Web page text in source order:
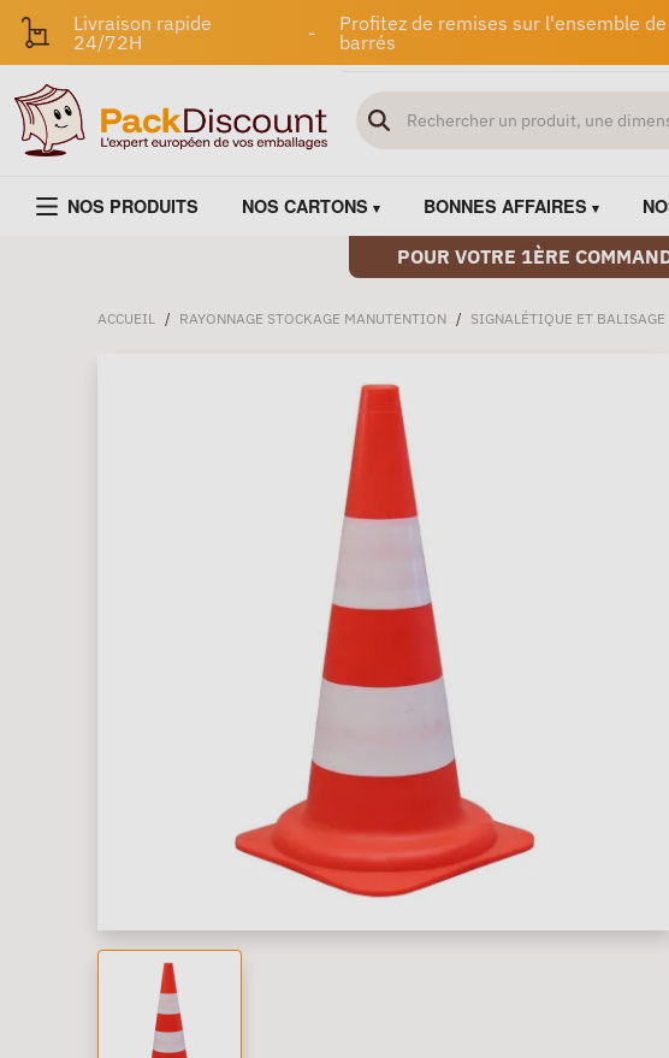
Livraison rapide
24/72H
-
Profitez de remises sur l'ensemble
barrés
NOS PRODUITS NOS CARTONS BONNES AFFAIRES
POUR VOTRE 1ÈRE
ACCUEIL / RAYONNAGE STOCKAGE MANUTENTION / SIGNALÉTIQUE ET BALISAGE